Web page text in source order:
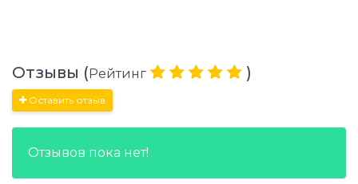
Отзывы (Рейтинг )
Оставить отзыв
Отзывов пока нет!